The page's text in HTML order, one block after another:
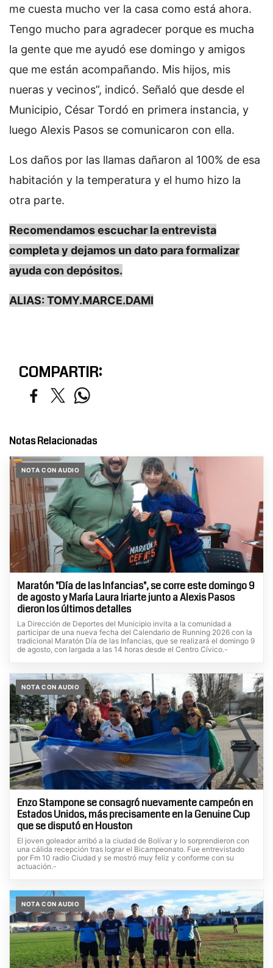
me cuesta mucho ver la casa como está ahora.
Tengo mucho para agradecer porque es mucha
la gente que me ayudó ese domingo y amigos
que me están acompañando. Mis hijos, mis
nueras y vecinos”, indicó. Señaló que desde el
Municipio, César Tordó en primera instancia, y
luego Alexis Pasos se comunicaron con ella.
Los daños por las llamas dañaron al 100% de esa
habitación y la temperatura y el humo hizo la
otra parte.
Recomendamos escuchar la entrevista
completa y dejamos un dato para formalizar
ayuda con depósitos.
ALIAS: TOMY.MARCE.DAMI
COMPARTIR:
Notas Relacionadas
NOTA CON AUDIO
Maratón "Día de las Infancias", se corre este domingo 9
de agosto y María Laura Iriarte junto a Alexis Pasos
dieron los últimos detalles
La Dirección de Deportes del Municipio invita a la comunidad a
participar de una nueva fecha del Calendario de Running 2026 con la
tradicional Maratón Día de las Infancias, que se realizará el domingo 9
de agosto, con largada a las 14 horas desde el Centro Cívico.-
NOTA CON AUDIO
Enzo Stampone se consagró nuevamente campeón en
Estados Unidos, más precisamente en la Genuine Cup
que se disputó en Houston
El joven goleador arribó a la ciudad de Bolívar y lo sorprendieron con
una cálida recepción tras lograr el Bicampeonato. Fue entrevistado
por Fm 10 radio Ciudad y se mostró muy feliz y conforme con su
actuación.-
NOTA CON AUDIO